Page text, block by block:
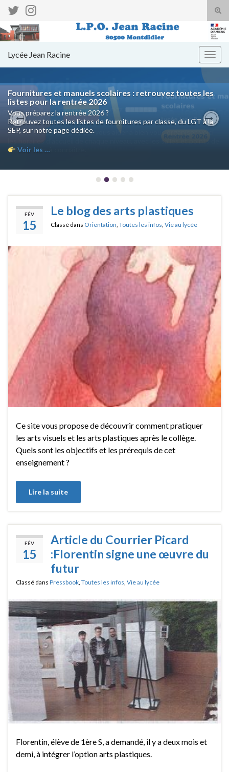
Search for:
Lycée Jean Racine
Fournitures et manuels scolaires : retrouvez toutes les
listes pour la rentrée 2026
Vous préparez la rentrée 2026 ?
Retrouvez toutes les listes de fournitures par classe, du LGT à la
SEP, sur notre page dédiée.
Voir les …
Previous
FÉV
15
Le blog des arts plastiques
Classé dans Orientation, Toutes les infos, Vie au lycée
Ce site vous propose de découvrir comment pratiquer
les arts visuels et les arts plastiques après le collège.
Quels sont les objectifs et les prérequis de cet
enseignement ?
Lire la suite
FÉV
15
Article du Courrier Picard
:Florentin signe une œuvre du
futur
Classé dans Pressbook, Toutes les infos, Vie au lycée
Florentin, élève de 1ère S, a demandé, il y a deux mois et
demi, à intégrer l’option arts plastiques.